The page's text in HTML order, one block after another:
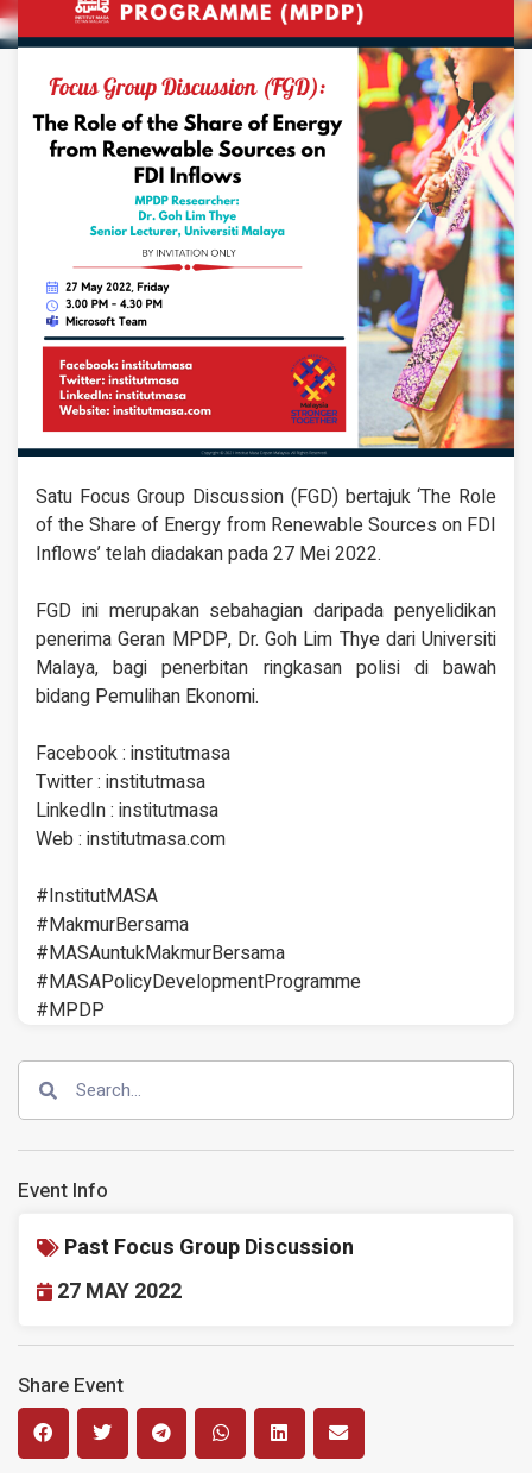
Satu Focus Group Discussion (FGD) bertajuk ‘The Role
of the Share of Energy from Renewable Sources on FDI
Inflows’ telah diadakan pada 27 Mei 2022.
FGD ini merupakan sebahagian daripada penyelidikan
penerima Geran MPDP, Dr. Goh Lim Thye dari Universiti
Malaya, bagi penerbitan ringkasan polisi di bawah
bidang Pemulihan Ekonomi.
Facebook : institutmasa
Twitter : institutmasa
LinkedIn : institutmasa
Web : institutmasa.com
#InstitutMASA
#MakmurBersama
#MASAuntukMakmurBersama
#MASAPolicyDevelopmentProgramme
#MPDP
Event Info
Past Focus Group Discussion
27 MAY 2022
Share Event